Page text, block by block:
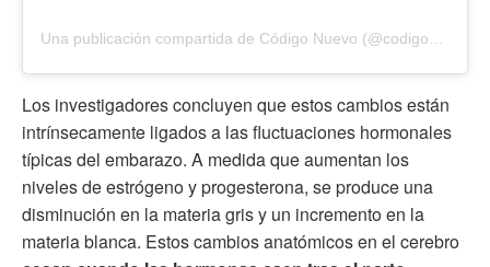
Los investigadores concluyen que estos cambios están
intrínsecamente ligados a las fluctuaciones hormonales
típicas del embarazo. A medida que aumentan los
niveles de estrógeno y progesterona, se produce una
disminución en la materia gris y un incremento en la
materia blanca. Estos cambios anatómicos en el cerebro